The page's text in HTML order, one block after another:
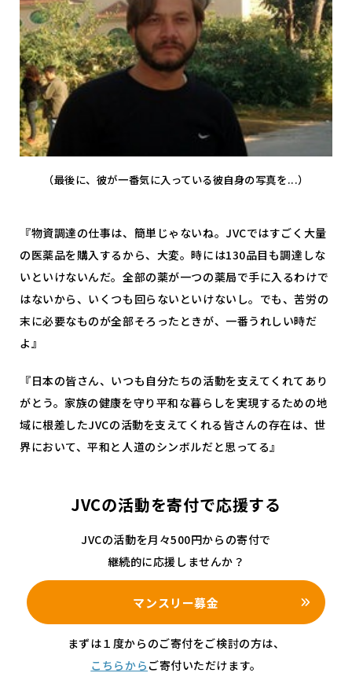
（最後に、彼が一番気に入っている彼自身の写真を...）
『物資調達の仕事は、簡単じゃないね。JVCではすごく大量
の医薬品を購入するから、大変。時には130品目も調達しな
いといけないんだ。全部の薬が一つの薬局で手に入るわけで
はないから、いくつも回らないといけないし。でも、苦労の
末に必要なものが全部そろったときが、一番うれしい時だ
よ』
『日本の皆さん、いつも自分たちの活動を支えてくれてあり
がとう。家族の健康を守り平和な暮らしを実現するための地
域に根差したJVCの活動を支えてくれる皆さんの存在は、世
界において、平和と人道のシンボルだと思ってる』
JVCの活動を寄付で応援する
JVCの活動を月々500円からの寄付で
継続的に応援しませんか？
マンスリー募金
まずは１度からのご寄付をご検討の方は、
こちらから ご寄付いただけます。